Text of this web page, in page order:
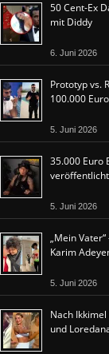
50 Cent-Ex
mit Diddy
6. Juni 2026
Prototyp vs.
100.000
5. Juni 2026
35.000 Euro
5. Juni 2026
„Mein
Karim
5. Juni 2026
Nach
und